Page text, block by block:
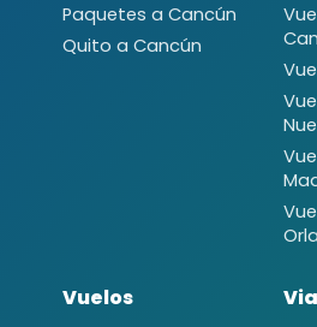
Paquetes a Cancún
Quito a Cancún
Vuelos